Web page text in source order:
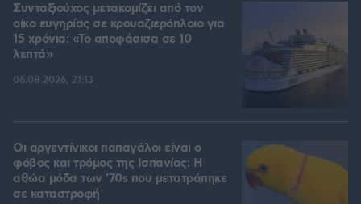
Συνταξιούχος μετακομίζει από τον
οίκο ευγηρίας σε κρουαζιερόπλοιο για
15 χρόνια: «Το αποφάσισα σε 10
λεπτά»
06.08.2026, 21:13
Οι αργεντίνικοι παπαγάλοι είναι ο
φόβος και τρόμος της Ισπανίας: Η
αθώα μόδα των '70s που μετατράπηκε
σε καταστροφή